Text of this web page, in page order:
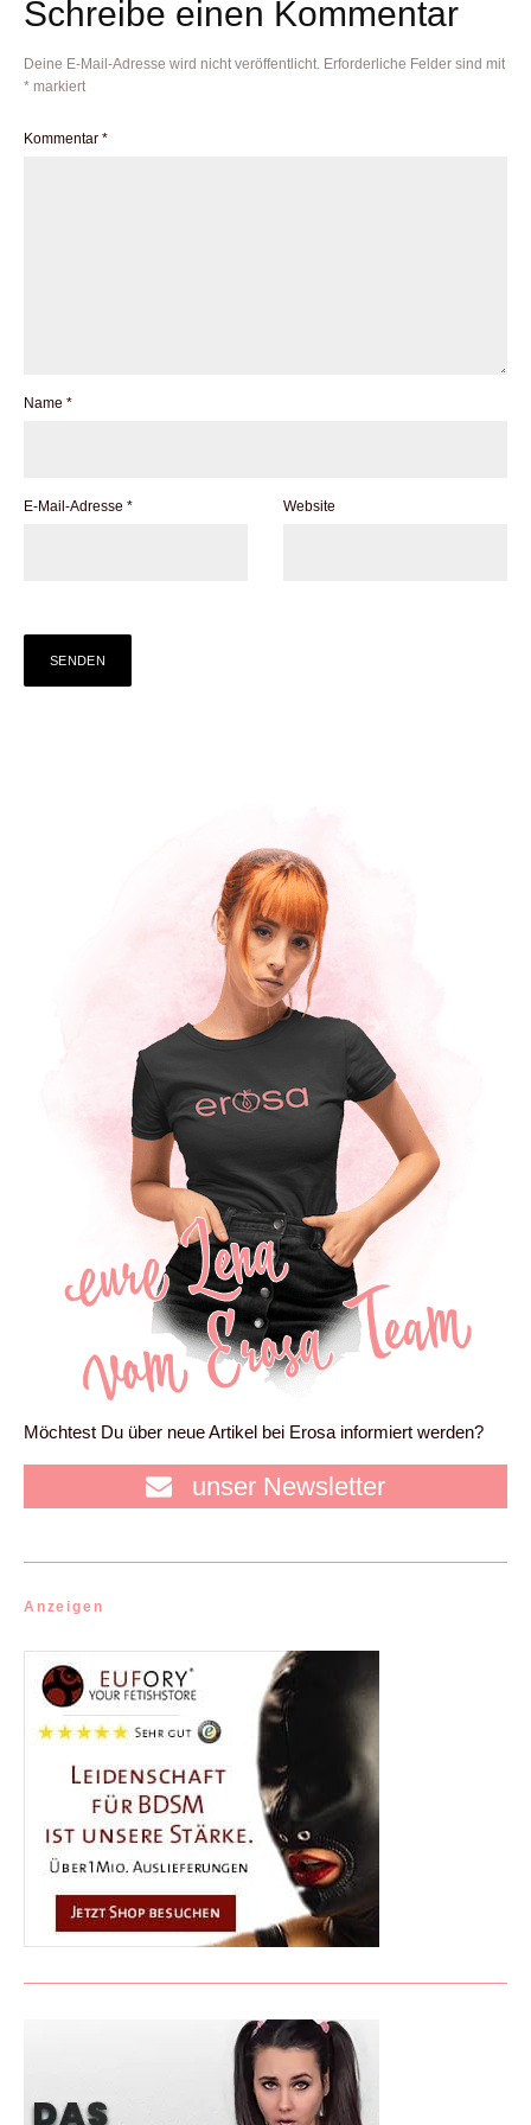
Schreibe einen Kommentar
Deine E-Mail-Adresse wird nicht veröffentlicht. Erforderliche Felder sind mit
* markiert
Kommentar *
Name *
E-Mail-Adresse * Website
Möchtest Du über neue Artikel bei Erosa informiert werden?
unser Newsletter
Anzeigen